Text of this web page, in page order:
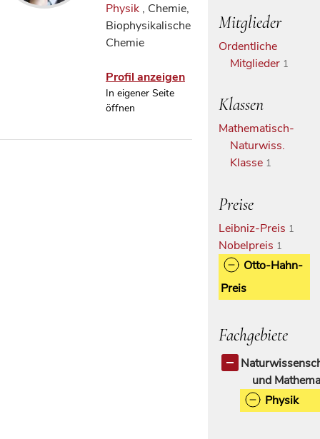
Physik , Chemie,
Biophysikalische
Chemie
Profil anzeigen
In eigener Seite
öffnen
Mitglieder
Ordentliche
Mitglieder 1
Klassen
Mathematisch-
Naturwiss.
Klasse 1
Preise
Leibniz-Preis 1
Nobelpreis 1
Otto-Hahn-
Preis
Fachgebiete
und
Physik